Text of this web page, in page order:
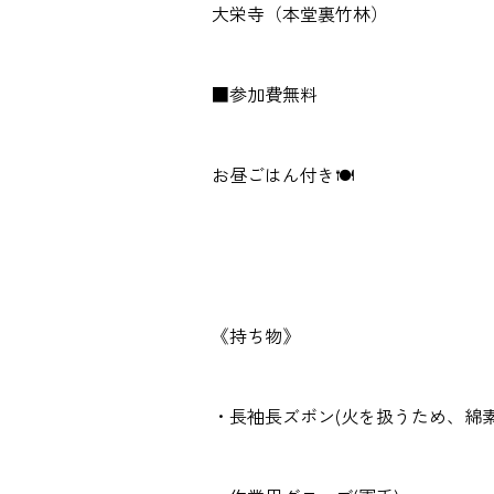
大栄寺（本堂裏竹林）
■参加費無料
お昼ごはん付き🍽️
《持ち物》
・長袖長ズボン(火を扱うため、綿